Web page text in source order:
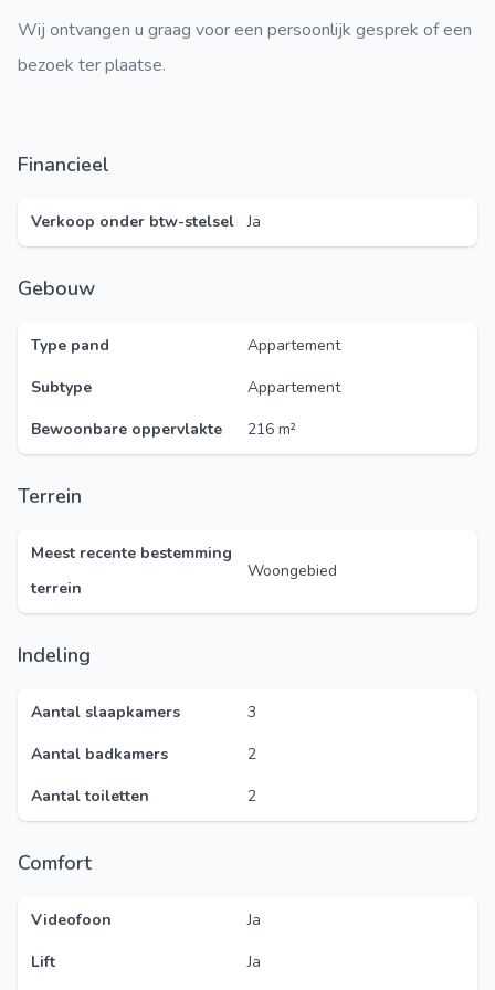
Wij ontvangen u graag voor een persoonlijk gesprek of een
bezoek ter plaatse.
Financieel
Verkoop onder btw-stelsel Ja
Gebouw
Type pand
Appartement
Subtype
Appartement
Bewoonbare oppervlakte
216 m²
Terrein
Meest recente bestemming
terrein
Woongebied
Indeling
Aantal slaapkamers
3
Aantal badkamers
2
Aantal toiletten
2
Comfort
Videofoon
Ja
Lift
Ja